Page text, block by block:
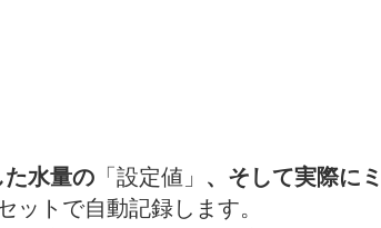
た水量の 「設定値」 、そして実際にミ
ットで自動記録します。